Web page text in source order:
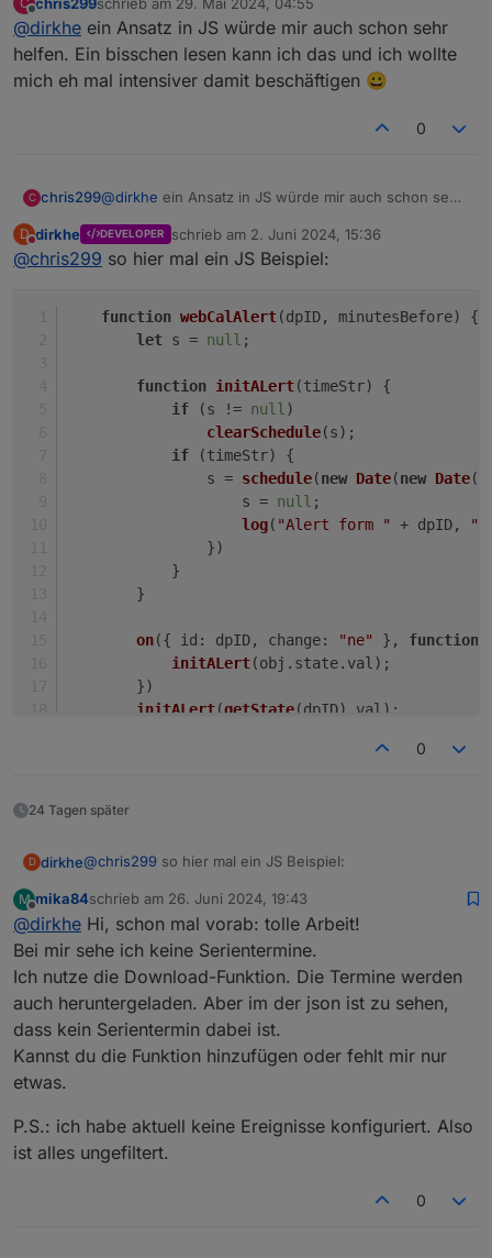
dir javascript liefern
Offline zuletzt editiert von
@dirkhe ein Ansatz in JS würde mir auch schon sehr
helfen. Ein bisschen lesen kann ich das und ich wollte
mich eh mal intensiver damit beschäftigen 😀
0
C chris299@dirkhe ein Ansatz in JS würde mir auch schon sehr
wollte mich eh mal intensiver damit beschäftigen 😀
D
Nicht stören
dirkhe DEVELOPER schrieb am 2. Juni 2024, 15:36
zuletzt editiert von
@chris299 so hier mal ein JS Beispiel:
function webCalAlert(dpID, minutesBefore) {
let s = null ;
function initALert(timeStr) {
if (s != null)
clearSchedule(s);
if (timeStr) {
                s =
schedule(new Date(new Date
                    s =
null ;
log( "Alert form " + dpID,
                })
            }
        }
on({ id : dpID, change: "ne" }, function
initALert(obj. state. val);
        })
initALert(getState(dpID). val );
webCalAlert
0
24 Tagen später
D dirkhe@chris299 so hier mal ein JS Beispiel:
function webCalAlert(dpID, minutesBefore)
        let s = null;
        function initALert(timeStr) {
            if (s != null)
                clearSchedule(s);
            if (timeStr) {
s = schedule(new Date(new
                    s = null;
            }
        }
on({ id: dpID, change: "ne" },
M
Offline
mika84schrieb am 26. Juni 2024, 19:43
zuletzt editiert von
@dirkhe Hi, schon mal vorab: tolle Arbeit!
Bei mir sehe ich keine Serientermine.
Ich nutze die Download-Funktion. Die Termine werden
auch heruntergeladen. Aber im der json ist zu sehen,
dass kein Serientermin dabei ist.
Kannst du die Funktion hinzufügen oder fehlt mir nur
etwas.
P.S.: ich habe aktuell keine Ereignisse konfiguriert. Also
ist alles ungefiltert.
0